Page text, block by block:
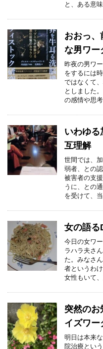
と、ある意
おおっ、
な男ワー
昨夜の男ワ
をするには
ではなくて
としました
の感情や思
いわゆる
互理解
世間では、
弱者、との
被害者の支
うに、との
を受けて、
女の語る
今日の女ワ
ラハラ夫さ
た。みなさ
者というわ
女性もいて
突然のお
イズワー
明日は本来
院治療とい